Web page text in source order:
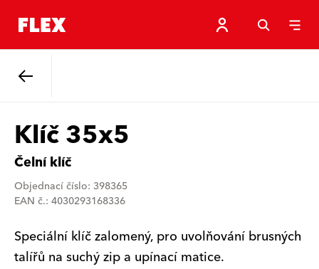
Klíč 35x5
Čelní klíč
Objednací číslo: 398365
EAN č.: 4030293168336
Speciální klíč zalomený, pro uvolňování brusných
talířů na suchý zip a upínací matice.